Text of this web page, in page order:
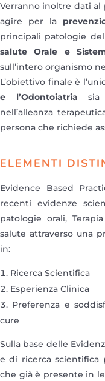
Verranno inoltre dati al
agire per la
principali patologie
salute Orale e
sull’intero organismo
L’obiettivo finale è
e l’Odontoiatria
nell’alleanza
persona che richiede
ELEMENTI
Evidence Based
recenti evidenze
patologie orali,
salute attraverso una
in:
Ricerca Scientifica
Esperienza Clinica
Preferenza e
cure
Sulla base delle
e di ricerca scientifica
che già è presente in